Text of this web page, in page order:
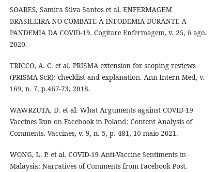
SOARES, Samira Silva Santos et al. ENFERMAGEM
BRASILEIRA NO COMBATE À INFODEMIA DURANTE A
PANDEMIA DA COVID-19. Cogitare Enfermagem, v. 25, 6 ago.
2020.
TRICCO, A. C. et al. PRISMA extension for scoping reviews
(PRISMA-ScR): checklist and explanation. Ann Intern Med, v.
169, n. 7, p.467-73, 2018.
WAWRZUTA, D. et al. What Arguments against COVID-19
Vaccines Run on Facebook in Poland: Content Analysis of
Comments. Vaccines, v. 9, n. 5, p. 481, 10 maio 2021.
WONG, L. P. et al. COVID-19 Anti-Vaccine Sentiments in
Malaysia: Narratives of Comments from Facebook Post.